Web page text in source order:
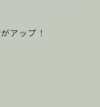
アップ！